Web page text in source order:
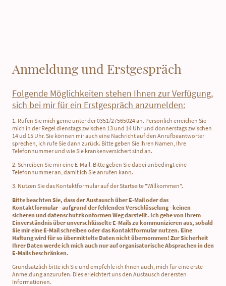
Anmeldung und Erstgespräch
Folgende Möglichkeiten stehen Ihnen zur Verfügung,
sich bei mir für ein Erstgespräch anzumelden:
1. Rufen Sie mich gerne unter der 0351/27565024 an. Persönlich erreichen Sie
mich in der Regel dienstags zwischen 13 und 14 Uhr und donnerstags zwischen
14 ud 15 Uhr. Sie können mir auch eine Nachricht auf den Anrufbeantworter
sprechen, ich rufe Sie dann zurück. Bitte geben Sie Ihren Namen, Ihre
Telefonnummer und wie Sie krankenversichert sind an.
2. Schreiben Sie mir eine E-Mail. Bitte geben Sie dabei unbedingt eine
Telefonnummer an, damit ich Sie anrufen kann.
3. Nutzen Sie das Kontaktformular auf der Startseite "Willkommen".
Bitte beachten Sie, dass der Austausch über E-Mail oder das
Kontaktformular - aufgrund der fehlenden Verschlüsselung - keinen
sicheren und datenschutzkonformen Weg darstellt. Ich gehe von Ihrem
Einverständnis über unverschlüsselte E-Mails zu kommunizieren aus, sobald
Sie mir eine E-Mail schreiben oder das Kontaktformular nutzen. Eine
Haftung wird für so übermittelte Daten nicht übernommen! Zur Sicherheit
Ihrer Daten werde ich mich auch nur auf organisatorische Absprachen in den
E-Mails beschränken.
Grundsätzlich bitte ich Sie und empfehle ich Ihnen auch, mich für eine erste
Anmeldung anzurufen. Dies erleichtert uns den Austausch der ersten
Informationen.